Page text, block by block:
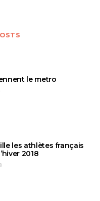
le metro
les athlètes français
2018